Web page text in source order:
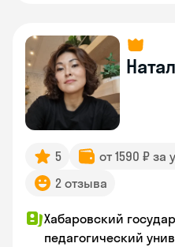
5 от 1590 ₽ за
2 отзыва
Хабаровский
педагогический